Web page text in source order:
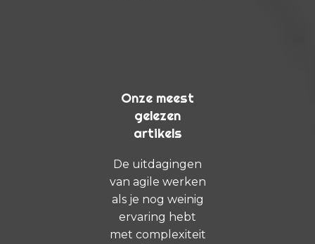
Onze meest
gelezen
artikels
De uitdagingen
van agile werken
als je nog weinig
ervaring hebt
met complexiteit